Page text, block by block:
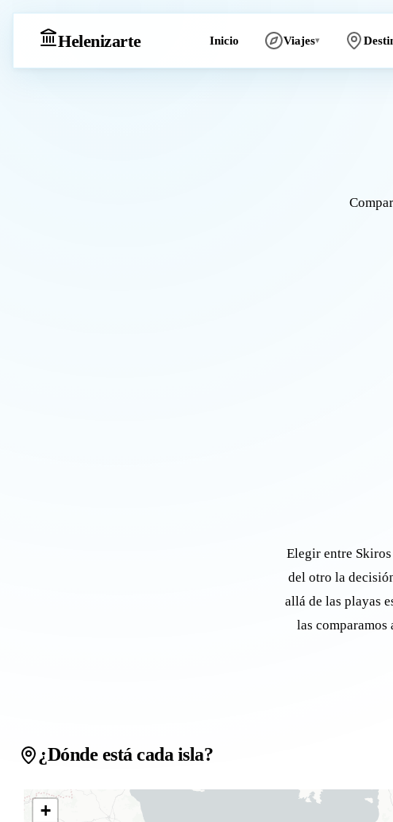
Helenizarte Inicio Viajes▾
Elegir entre
del otro la
allá de las playas
las comparamos
¿Dónde está cada isla?
+